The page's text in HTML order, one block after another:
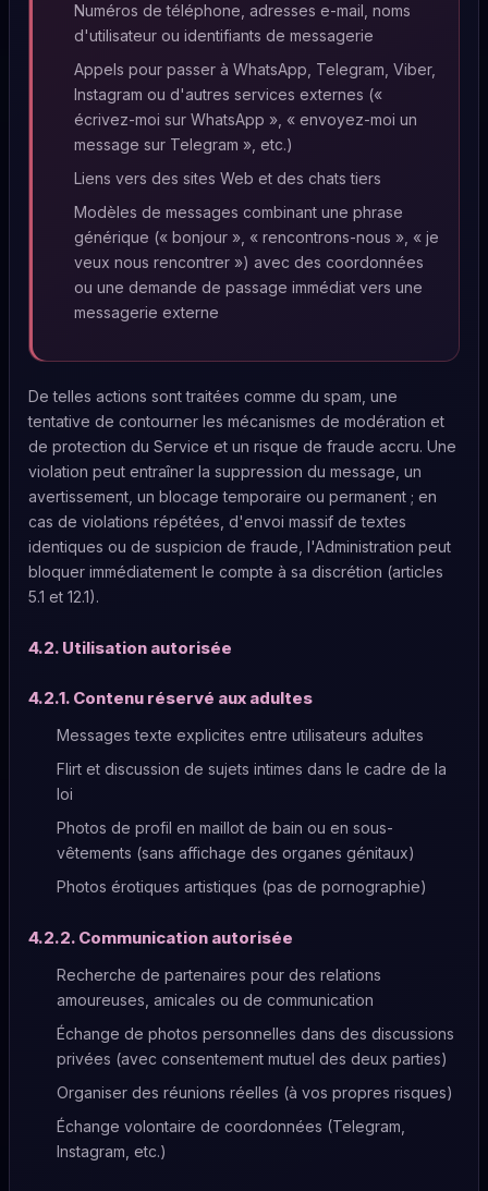
Numéros de téléphone, adresses e-mail, noms
d'utilisateur ou identifiants de messagerie
Appels pour passer à WhatsApp, Telegram, Viber,
Instagram ou d'autres services externes («
écrivez-moi sur WhatsApp », « envoyez-moi un
message sur Telegram », etc.)
Liens vers des sites Web et des chats tiers
Modèles de messages combinant une phrase
générique (« bonjour », « rencontrons-nous », « je
veux nous rencontrer ») avec des coordonnées
ou une demande de passage immédiat vers une
messagerie externe
De telles actions sont traitées comme du spam, une
tentative de contourner les mécanismes de modération et
de protection du Service et un risque de fraude accru. Une
violation peut entraîner la suppression du message, un
avertissement, un blocage temporaire ou permanent ; en
cas de violations répétées, d'envoi massif de textes
identiques ou de suspicion de fraude, l'Administration peut
bloquer immédiatement le compte à sa discrétion (articles
5.1 et 12.1).
4.2. Utilisation autorisée
4.2.1. Contenu réservé aux adultes
Messages texte explicites entre utilisateurs adultes
Flirt et discussion de sujets intimes dans le cadre de la
loi
Photos de profil en maillot de bain ou en sous-
vêtements (sans affichage des organes génitaux)
Photos érotiques artistiques (pas de pornographie)
4.2.2. Communication autorisée
Recherche de partenaires pour des relations
amoureuses, amicales ou de communication
Échange de photos personnelles dans des discussions
privées (avec consentement mutuel des deux parties)
Organiser des réunions réelles (à vos propres risques)
Échange volontaire de coordonnées (Telegram,
Instagram, etc.)